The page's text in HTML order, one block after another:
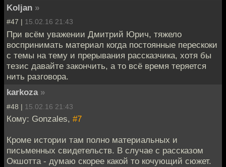
Koljan »
#47 | 15.02.16 21:43
При всём уважении Дмитрий Юрич, тяжело
воспринимать материал когда постоянные перескоки
с темы на тему и прерывания рассказчика, хотя бы
тезис давайте закончить, а то всё время теряется
нить разговора.
karkoza »
#48 | 15.02.16 21:43
Кому: Gonzales, #7
Кроме истории там полно материальных и
письменных свидетельств. В случае с рассказом
Окшотта - думаю скорее какой то кочующий сюжет.